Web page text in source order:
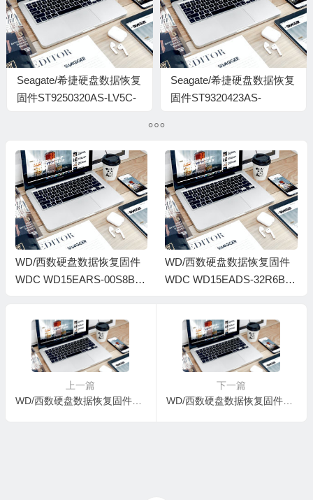
Seagate/希捷硬盘数据恢复
固件ST9250320AS-LV5C-
Seagate/希捷硬盘数据恢复
固件ST9320423AS-
WD/西数硬盘数据恢复固件
WDC WD15EARS-00S8B1-
WD/西数硬盘数据恢复固件
WDC WD15EADS-32R6B0-
上一篇
WD/西数硬盘数据恢复固件WDC WD15EADS-32R6B0-01.00A01-WD-WCAVY1421192-00900062-H7-1974
下一篇
WD/西数硬盘数据恢复固件WDC WD15EARS-00S8B1-80.00A80-WD-WCAVY4358326-0015001R-H7-1974